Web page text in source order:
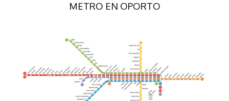
METRO EN OPORTO